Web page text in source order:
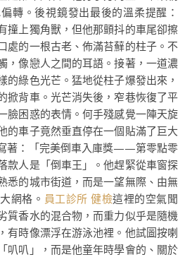
轉。後視鏡發出最後的溫柔提醒：
撞上獨角獸，但他那顫抖的車尾卻擦
處的一根古老、佈滿苔蘚的柱子。不
，像戀人之間的耳語。接著，一道濃
的綠色光芒。猛地從柱子爆發出來，
掀背車。光芒消失後，窄巷恢復了平
臉困惑的表情。何手殘感覺一陣天旋
的車子竟然垂直停在一個貼滿了巨大
著：「完美倒車入庫獎——第零點零
款人是「倒車王」。他趕緊從車窗探
悉的城市街道，而是一望無際、由無
網格。 員工診所 健檢這裡的空氣聞
質香水的混合物，而重力似乎是隨機
有時像漂浮在游泳池裡。他試圖按喇
叭叭」，而是他童年時學會的、關於